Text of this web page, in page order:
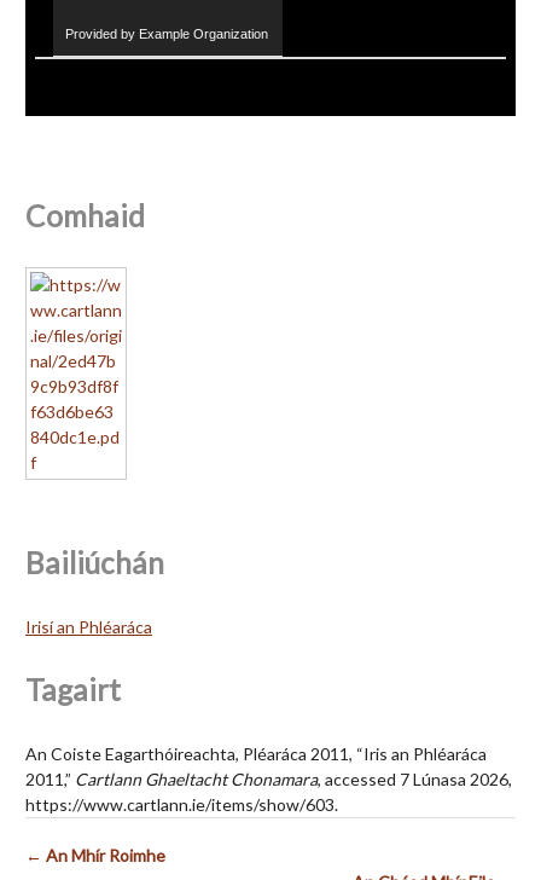
Provided by Example Organization
Comhaid
Bailiúchán
Irisí an Phléaráca
Tagairt
An Coiste Eagarthóireachta, Pléaráca 2011, “Iris an Phléaráca
2011,” Cartlann Ghaeltacht Chonamara, accessed 7 Lúnasa 2026,
https://www.cartlann.ie/items/show/603.
← An Mhír Roimhe